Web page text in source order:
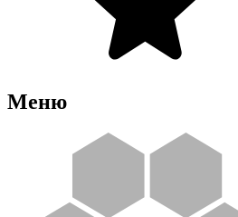
Меню